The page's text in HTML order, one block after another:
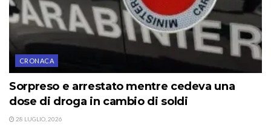
CRONACA
Sorpreso e arrestato mentre cedeva una
dose di droga in cambio di soldi
28 LUGLIO, 2026